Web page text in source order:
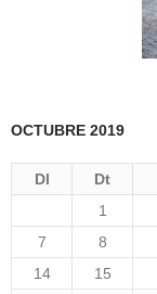
OCTUBRE 2019
Dl Dt
1
7
8
14
15